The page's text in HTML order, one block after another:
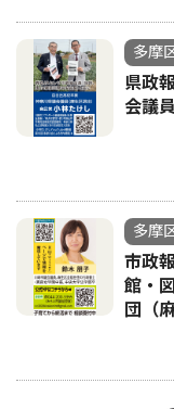
多摩
県政
会議
多摩
市政
館・
団（